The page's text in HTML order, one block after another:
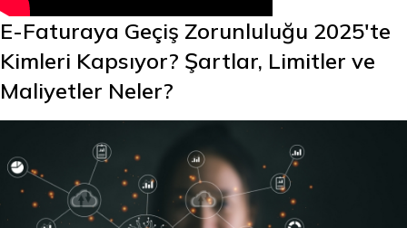
E-Faturaya Geçiş Zorunluluğu 2025'te
Kimleri Kapsıyor? Şartlar, Limitler ve
Maliyetler Neler?